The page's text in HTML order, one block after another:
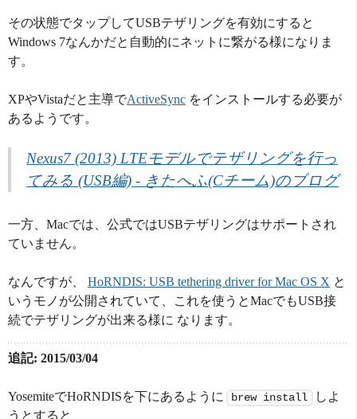
その状態でタップしてUSBテザリングを有効にすると
Windows 7なんかだと自動的にネットに繋がる様になりま
す。
XPやVistaだと主導でActiveSync をインストールする必要が
あるようです。
Nexus7 (2013) LTEモデルでテザリングを行っ
てみる (USB編) - きたへふ(Cチーム)のブログ
一方、Macでは、公式ではUSBテザリングはサポートされ
ていません。
なんですが、 HoRNDIS: USB tethering driver for Mac OS X と
いうモノが公開されていて、これを使うとMacでもUSB接
続でテザリングが出来る様に なります。
追記: 2015/03/04
YosemiteでHoRNDISを下にあるように brew install
しよ
うとすると